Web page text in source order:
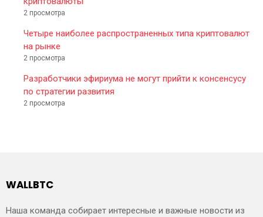
2 просмотра
Четыре наиболее распространенных типа криптовалют
на рынке
2 просмотра
Разработчики эфириума не могут прийти к консенсусу
по стратегии развития
2 просмотра
WALLBTC
Наша команда собирает интересные и важные новости из